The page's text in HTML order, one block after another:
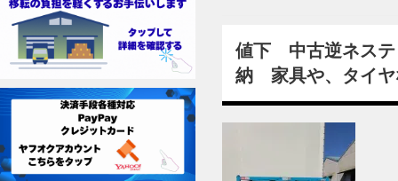
値下 中古逆ネス
納 家具や、タイ